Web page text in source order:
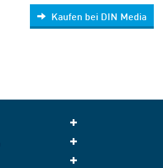
Kaufen bei DIN Media